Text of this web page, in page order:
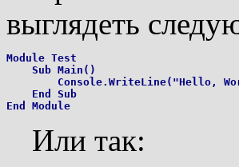
выглядеть
Module Test
    Sub Main()
Console.WriteLine("Hello,
    End Sub
Или так: